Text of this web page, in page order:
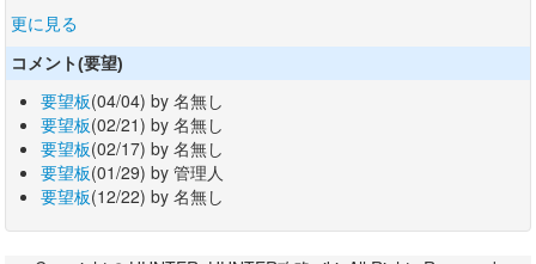
更に見る
コメント(要望)
要望板(04/04) by 名無し
要望板(02/21) by 名無し
要望板(02/17) by 名無し
要望板(01/29) by 管理人
要望板(12/22) by 名無し